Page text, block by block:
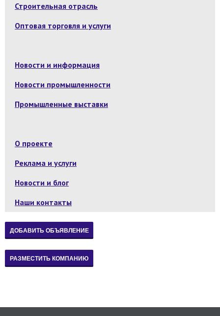
Строительная отрасль
Оптовая торговля и услуги
Новости и информация
Новости промышленности
Промышленные выставки
О проекте
Реклама и услуги
Новости и блог
Наши контакты